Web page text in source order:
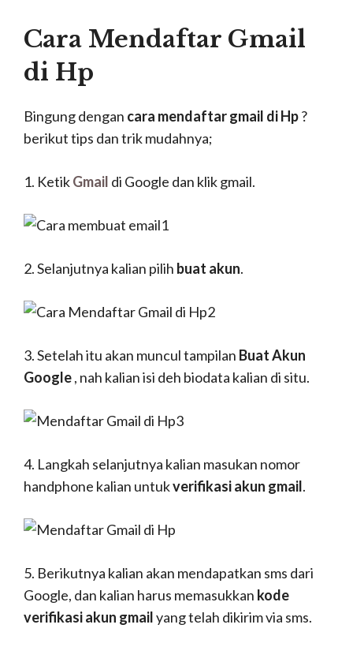
Cara Mendaftar Gmail
di Hp
Bingung dengan cara mendaftar gmail di Hp?
berikut tips dan trik mudahnya;
1. KetikGmail di Google dan klik gmail.
2. Selanjutnya kalian pilih buat akun.
3. Setelah itu akan muncul tampilan Buat Akun
Google, nah kalian isi deh biodata kalian di situ.
4. Langkah selanjutnya kalian masukan nomor
handphone kalian untukverifikasi akun gmail.
5. Berikutnya kalian akan mendapatkan sms dari
Google, dan kalian harus memasukkan kode
verifikasi akun gmailyang telah dikirim via sms.